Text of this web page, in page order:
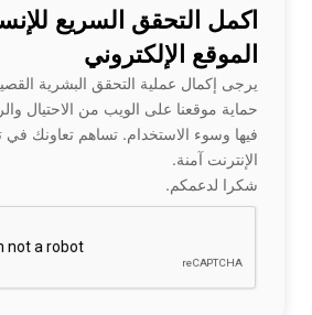
اكمل التحقق السريع
الموقع الإلكتروني
يرجى إكمال عملية التحقق البشرية
حماية موقعنا على الويب من الاحتيال
فيها وسوء الاستخدام. تساهم تعاونك في
الإنترنت آمنة.
شكرا لدعمكم.